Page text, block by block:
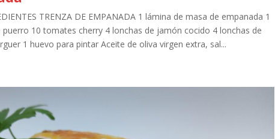
TRENZA DE EMPANADA 1 lámina de masa de empanada 1
puerro 10 tomates cherry 4 lonchas de jamón cocido 4 lonchas de
1 huevo para pintar Aceite de oliva virgen extra, sal...